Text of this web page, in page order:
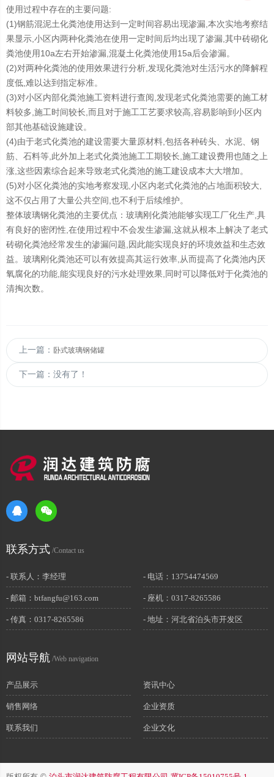
使用过程中存在的主要问题:
(1)钢筋混泥土化粪池使用达到一定时间容易出现渗漏,本次实地考察结
果显示,小区内两种化粪池在使用一定时间后均出现了渗漏,其中砖砌化
粪池使用10a左右开始渗漏,混凝土化粪池使用15a后会渗漏。
(2)对两种化粪池的使用效果进行分析,发现化粪池对生活污水的降解程
度低,难以达到指定标准。
(3)对小区内部化粪池施工资料进行查阅,发现老式化粪池需要的施工材
料较多,施工时间较长,而且对于施工工艺要求较高,容易影响到小区内
部其他基础设施建设。
(4)由于老式化粪池的建设需要大量原材料,包括各种砖头、水泥、钢
筋、石料等,此外加上老式化粪池施工工期较长,施工建设费用也随之上
涨,这些因素综合起来导致老式化粪池的施工建设成本大大增加。
(5)对小区化粪池的实地考察发现,小区内老式化粪池的占地面积较大,
这不仅占用了大量公共空间,也不利于后续维护。
整体玻璃钢化粪池的主要优点：玻璃刚化粪池能够实现工厂化生产,具
有良好的密闭性,在使用过程中不会发生渗漏,这就从根本上解决了老式
砖砌化粪池经常发生的渗漏问题,因此能实现良好的环境效益和生态效
益。玻璃刚化粪池还可以有效提高其运行效率,从而提高了化粪池内厌
氧腐化的功能,能实现良好的污水处理效果,同时可以降低对于化粪池的
清掏次数。
上一篇： 卧式玻璃钢储罐
下一篇：没有了！
联系方式 /Contact us
- 联系人：李经理 - 电话：13754474569
- 邮箱：btfangfu@163.com - 座机：0317-8265586
- 传真：0317-8265586 - 地址：河北省泊头市开发区
网站导航 /Web navigation
产品展示 资讯中心
销售网络 企业资质
联系我们 企业文化